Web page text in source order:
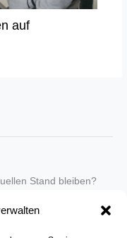
auf
Stand bleiben?
auf.